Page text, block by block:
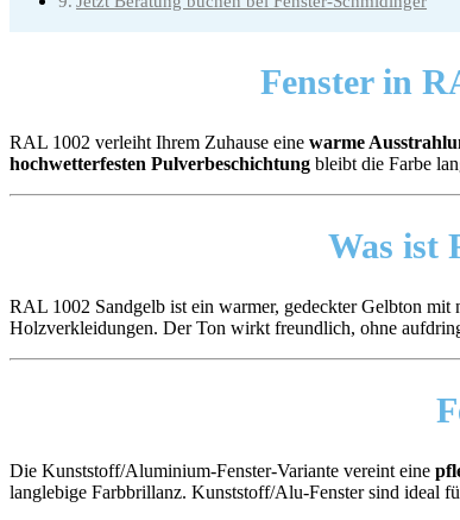
Fenster in
RAL 1002 verleiht Ihrem Zuhause eine warme
hochwetterfesten Pulverbeschichtung bleibt die Farbe
Was ist
RAL 1002 Sandgelb ist ein warmer, gedeckter Gelbton mit
Holzverkleidungen. Der Ton wirkt freundlich, ohne
Die Kunststoff/Aluminium-Fenster-Variante vereint eine
langlebige Farbbrillanz. Kunststoff/Alu-Fenster sind ideal